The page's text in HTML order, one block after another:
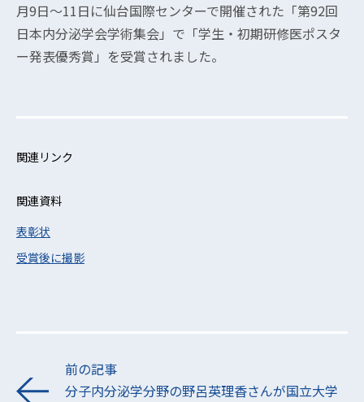
月9日～11日に仙台国際センターで開催された「第92回
日本内分泌学会学術集会」で「学生・初期研修医ポスタ
ー発表優秀賞」を受賞されました。
関連リンク
関連資料
表彰状
受賞後に撮影
前の記事
分子内分泌学分野の野呂英理香さんが国立大学